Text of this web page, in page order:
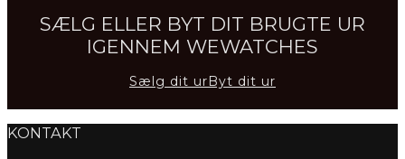
SÆLG ELLER BYT DIT BRUGTE UR
IGENNEM WEWATCHES
Sælg dit urByt dit ur
KONTAKT